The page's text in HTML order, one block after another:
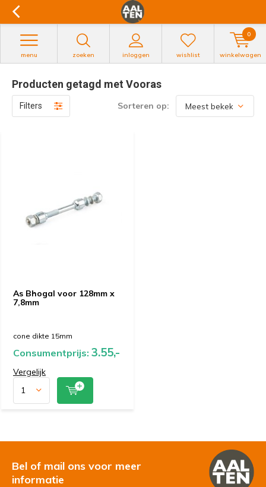
zoeken inloggen
menu wishlist winkelwagen
0
Producten getagd met Vooras
Filters Sorteren op:
As Bhogal voor 128mm x
7,8mm
cone dikte 15mm
Consumentprijs: 3.55,-
Vergelijk
Bel of mail ons voor meer
informatie